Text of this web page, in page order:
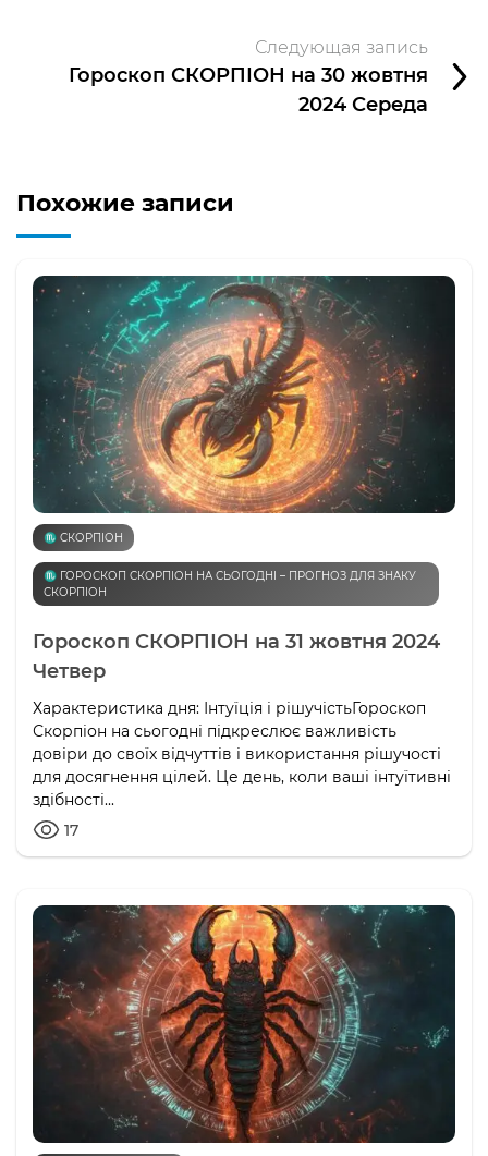
Следующая запись
Гороскоп СКОРПІОН на 30 жовтня
2024 Середа
Похожие записи
♏️ СКОРПІОН
♏️ ГОРОСКОП СКОРПІОН НА СЬОГОДНІ – ПРОГНОЗ ДЛЯ ЗНАКУ
СКОРПІОН
Гороскоп СКОРПІОН на 31 жовтня 2024
Четвер
Характеристика дня: Інтуїція і рішучістьГороскоп
Скорпіон на сьогодні підкреслює важливість
довіри до своїх відчуттів і використання рішучості
для досягнення цілей. Це день, коли ваші інтуїтивні
здібності...
17